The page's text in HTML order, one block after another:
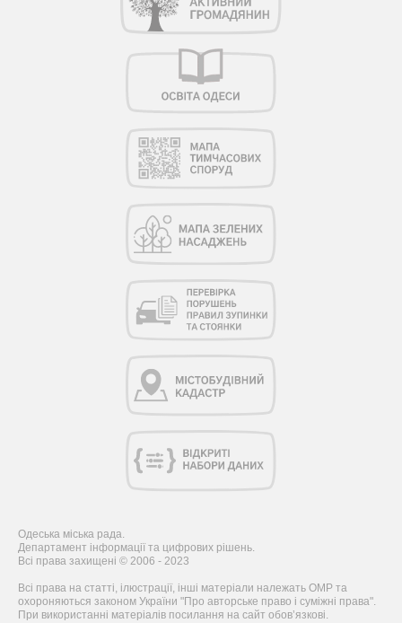
Одеська міська рада.
Департамент інформації та цифрових рішень.
Всі права захищені © 2006 - 2023
Всі права на статті, ілюстрації, інші матеріали належать ОМР та
охороняються законом України "Про авторське право і суміжні права".
При використанні матеріалів посилання на сайт обов’язкові.